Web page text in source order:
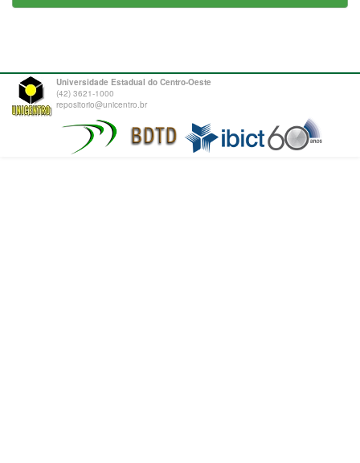
Universidade Estadual do Centro-Oeste
(42) 3621-1000
repositorio@unicentro.br